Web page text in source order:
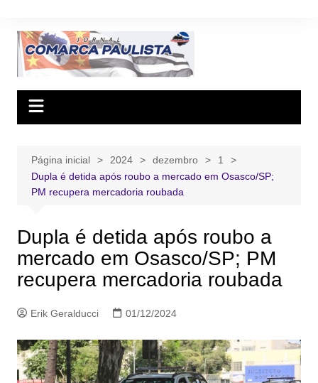
conteúdo
Página inicial 2024 dezembro
1
Dupla é detida após roubo a mercado em Osasco/SP;
PM recupera mercadoria roubada
Dupla é detida após roubo a
mercado em Osasco/SP; PM
recupera mercadoria roubada
Erik Geralducci 01/12/2024